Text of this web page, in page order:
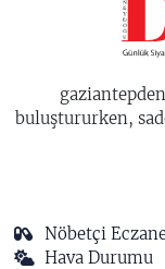
buluştururken,
Nöbetçi
Hava Durumu